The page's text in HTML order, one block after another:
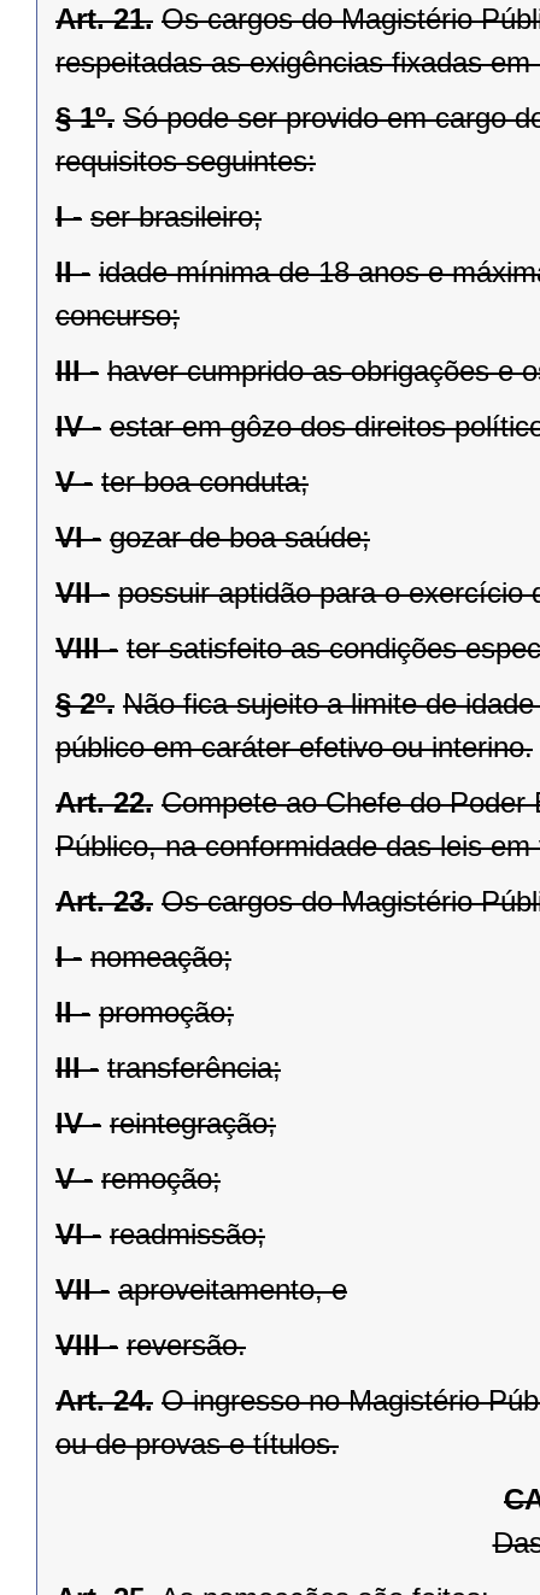
Art. 21. Os cargos do Magistério
respeitadas as exigências fixadas em
§ 1º. Só pode ser provido em cargo
requisitos seguintes:
I - ser brasileiro;
II - idade mínima de 18 anos e
concurso;
III - haver cumprido as obrigações e
IV - estar em gôzo dos direitos
V - ter boa conduta;
VI - gozar de boa saúde;
VII - possuir aptidão para o exercício
VIII - ter satisfeito as condições
§ 2º. Não fica sujeito a limite de
público em caráter efetivo ou interino.
Art. 22. Compete ao Chefe do
Público, na conformidade das leis em
Art. 23. Os cargos do Magistério
I - nomeação;
II - promoção;
III - transferência;
IV - reintegração;
V - remoção;
VI - readmissão;
VII - aproveitamento, e
VIII - reversão.
Art. 24. O ingresso no Magistério
ou de provas e títulos.